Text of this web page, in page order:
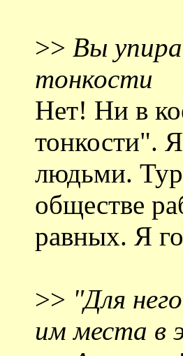
>> Вы
тонкости
Нет! Ни в
тонкости".
людьми.
обществе
равных. Я
>> "Для
им места в